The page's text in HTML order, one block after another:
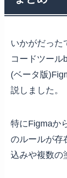
いかがだった
コードツール
(ベータ版
説しました。
特にFigmaか
のルールが存
込みや複数の